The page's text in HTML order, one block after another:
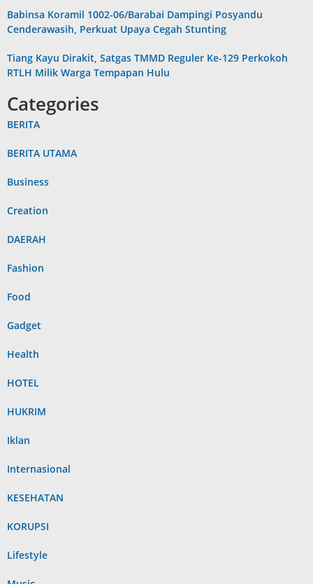
Babinsa Koramil 1002-06/Barabai Dampingi Posyandu
Cenderawasih, Perkuat Upaya Cegah Stunting
Tiang Kayu Dirakit, Satgas TMMD Reguler Ke-129 Perkokoh
RTLH Milik Warga Tempapan Hulu
Categories
BERITA
BERITA UTAMA
Business
Creation
DAERAH
Fashion
Food
Gadget
Health
HOTEL
HUKRIM
Iklan
Internasional
KESEHATAN
KORUPSI
Lifestyle